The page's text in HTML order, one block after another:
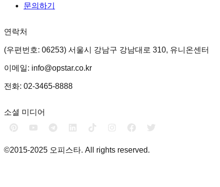
문의하기
연락처
(우편번호: 06253) 서울시 강남구 강남대로 310, 유니온센터
이메일: info@opstar.co.kr
전화: 02-3465-8888
소셜 미디어
©2015-2025 오피스타. All rights reserved.